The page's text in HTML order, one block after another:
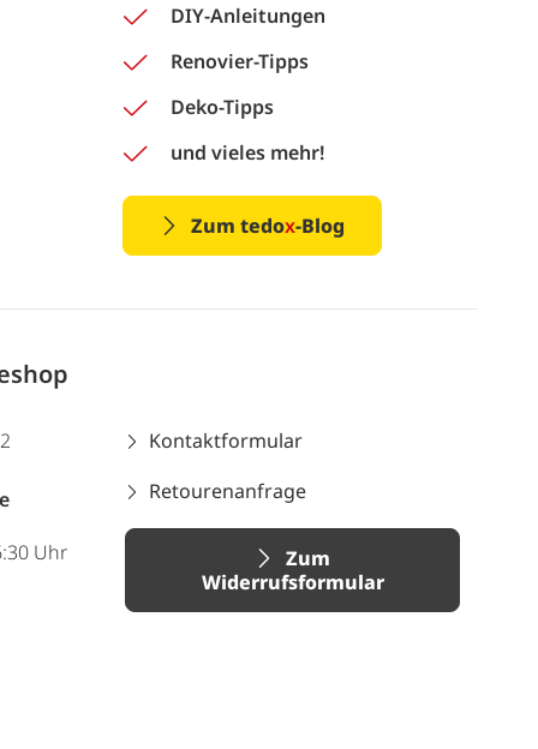
DIY-Anleitungen
Renovier-Tipps
Deko-Tipps
und vieles mehr!
Zum tedox-Blog
Uhr
Kontaktformular
Retourenanfrage
Zum
Widerrufsformular